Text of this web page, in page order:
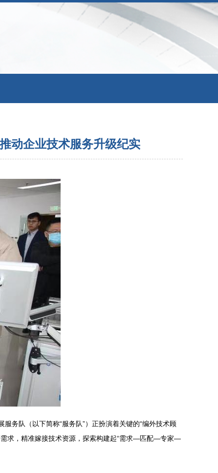
动企业技术服务升级纪实
务队（以下简称“服务队”）正扮演着关键的“编外技术顾
需求，精准嫁接技术资源，探索构建起“需求—匹配—专家—